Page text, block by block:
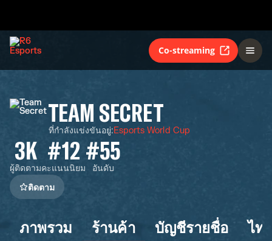
Co-streaming
TEAM SECRET
ที่กำลังแข่งขันอยู่:Esports World Cup
3K
ผู้ติดตาม
#12
คะแนนนิยม
#55
อันดับ
ติดตาม
ภาพรวม ร้านค้า บัญชีรายชื่อ ไท